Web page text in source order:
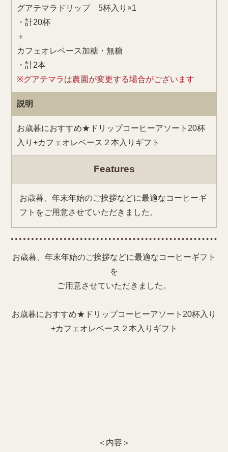
グアテマラドリップ 5杯入り×1
・計20杯
＋
カフェオレベース加糖・無糖
・計2本
※グアテマラは農園が変更する場合がございます
説明
お歳暮におすすめ★ドリップコーヒーアソート20杯
入り+カフェオレベース２本入りギフト
Features
お歳暮、年末年始のご挨拶などに最適なコーヒーギ
フトをご用意させていただきました。
お歳暮、年末年始のご挨拶などに最適なコーヒーギフト
を
ご用意させていただきました。
お歳暮におすすめ★ドリップコーヒーアソート20杯入り
+カフェオレベース２本入りギフト
＜内容＞